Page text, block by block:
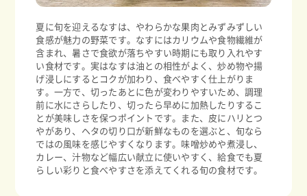
夏に旬を迎えるなすは、やわらかな果肉とみずみずしい
食感が魅力の野菜です。なすにはカリウムや食物繊維が
含まれ、暑さで食欲が落ちやすい時期にも取り入れやす
い食材です。実はなすは油との相性がよく、炒め物や揚
げ浸しにするとコクが加わり、食べやすく仕上がりま
す。一方で、切ったあとに色が変わりやすいため、調理
前に水にさらしたり、切ったら早めに加熱したりするこ
とが美味しさを保つポイントです。また、皮にハリとつ
やがあり、ヘタの切り口が新鮮なものを選ぶと、旬なら
ではの風味を感じやすくなります。味噌炒めや煮浸し、
カレー、汁物など幅広い献立に使いやすく、給食でも夏
らしい彩りと食べやすさを添えてくれる旬の食材です。